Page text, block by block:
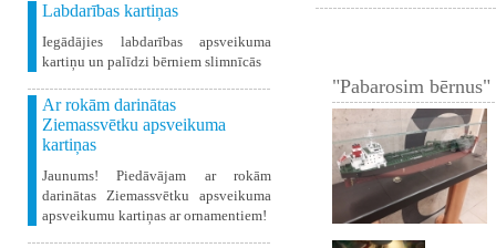
Labdarības kartiņas
Iegādājies labdarības apsveikuma
kartiņu un palīdzi bērniem slimnīcās
Ar rokām darinātas
Ziemassvētku apsveikuma
kartiņas
Jaunums! Piedāvājam ar rokām
darinātas Ziemassvētku apsveikuma
apsveikumu kartiņas ar ornamentiem!
"Pabarosim